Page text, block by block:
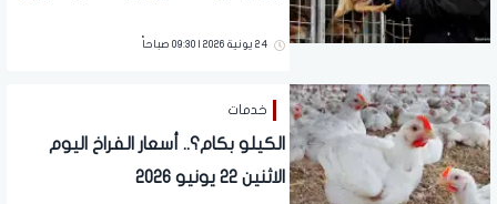
24 يونية 2026 | 09:30 صباحاً
خدمات
الكيلو بكام؟.. أسعار الفراخ اليوم
الاثنين 22 يونيو 2026